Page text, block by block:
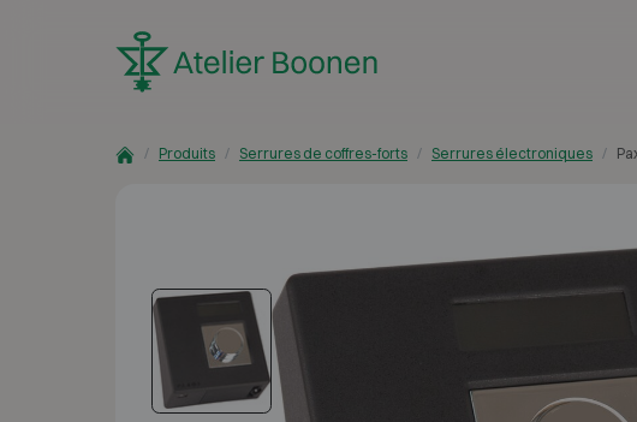
Produits Serrures de coffres-forts Serrures électroniques